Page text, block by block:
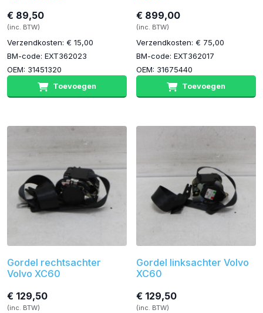
€ 89,50
(inc. BTW)
Verzendkosten: € 15,00
BM-code: EXT362023
OEM: 31451320
Toevoegen
€ 899,00
(inc. BTW)
Verzendkosten: € 75,00
BM-code: EXT362017
OEM: 31675440
Toevoegen
Gordel rechtsachter
Volvo XC60
€ 129,50
(inc. BTW)
Gordel linksachter Volvo
XC60
€ 129,50
(inc. BTW)